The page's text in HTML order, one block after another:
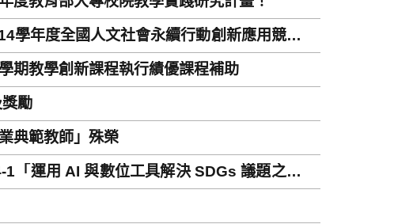
學年度全國人文社會永續行動創新應用競賽』
期教學創新課程執行績優課程補助
勵
典範教師」殊榮
「運用 AI 與數位工具解決 SDGs 議題之創新